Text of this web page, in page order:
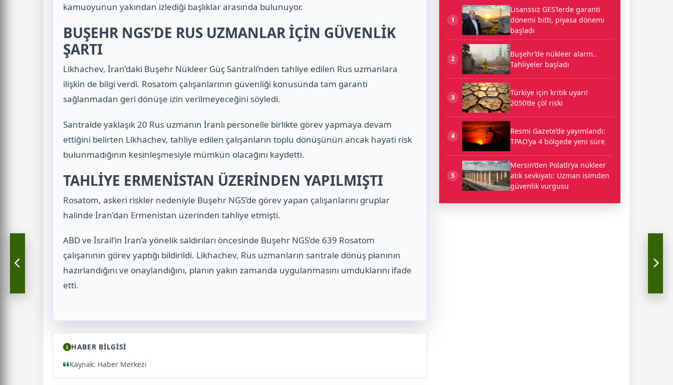
kamuoyunun yakından izlediği başlıklar arasında bulunuyor.
BUŞEHR NGS’DE RUS UZMANLAR İÇİN GÜVENLİK
ŞARTI
Likhachev, İran’daki Buşehr Nükleer Güç Santrali’nden tahliye edilen Rus uzmanlara
ilişkin de bilgi verdi. Rosatom çalışanlarının güvenliği konusunda tam garanti
sağlanmadan geri dönüşe izin verilmeyeceğini söyledi.
Santralde yaklaşık 20 Rus uzmanın İranlı personelle birlikte görev yapmaya devam
ettiğini belirten Likhachev, tahliye edilen çalışanların toplu dönüşünün ancak hayati risk
bulunmadığının kesinleşmesiyle mümkün olacağını kaydetti.
TAHLİYE ERMENİSTAN ÜZERİNDEN YAPILMIŞTI
Rosatom, askeri riskler nedeniyle Buşehr NGS’de görev yapan çalışanlarını gruplar
halinde İran’dan Ermenistan üzerinden tahliye etmişti.
ABD ve İsrail’in İran’a yönelik saldırıları öncesinde Buşehr NGS’de 639 Rosatom
çalışanının görev yaptığı bildirildi. Likhachev, Rus uzmanların santrale dönüş planının
hazırlandığını ve onaylandığını, planın yakın zamanda uygulanmasını umduklarını ifade
etti.
HABER BİLGİSİ
Kaynak: Haber Merkezi
1
Lisanssız GES’lerde garanti
dönemi bitti, piyasa dönemi
başladı
2
Buşehr’de nükleer alarm..
Tahliyeler başladı
3
Türkiye için kritik uyarı!
2050’de çöl riski
4
Resmi Gazete’de yayımlandı:
TPAO’ya 4 bölgede yeni süre
5
Mersin’den Polatlı’ya nükleer
atık sevkiyatı: Uzman isimden
güvenlik vurgusu